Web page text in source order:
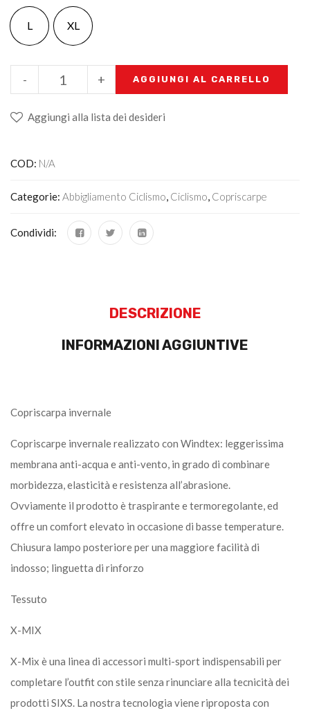
L XL
+
- AGGIUNGI AL CARRELLO
Aggiungi alla lista dei desideri
COD: N/A
Categorie: Abbigliamento Ciclismo, Ciclismo, Copriscarpe
Condividi:
DESCRIZIONE
INFORMAZIONI AGGIUNTIVE
Copriscarpa invernale
Copriscarpe invernale realizzato con Windtex: leggerissima
membrana anti-acqua e anti-vento, in grado di combinare
morbidezza, elasticità e resistenza all’abrasione.
Ovviamente il prodotto è traspirante e termoregolante, ed
offre un comfort elevato in occasione di basse temperature.
Chiusura lampo posteriore per una maggiore facilità di
indosso; linguetta di rinforzo
Tessuto
X-MIX
X-Mix è una linea di accessori multi-sport indispensabili per
completare l’outfit con stile senza rinunciare alla tecnicità dei
prodotti SIXS. La nostra tecnologia viene riproposta con